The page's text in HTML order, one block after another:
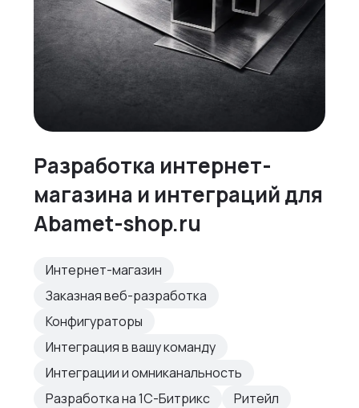
Разработка интернет-
магазина и интеграций для
Abamet-shop.ru
Интернет-магазин
Заказная веб-разработка
Конфигураторы
Интеграция в вашу команду
Интеграции и омниканальность
Разработка на 1С-Битрикс
Ритейл